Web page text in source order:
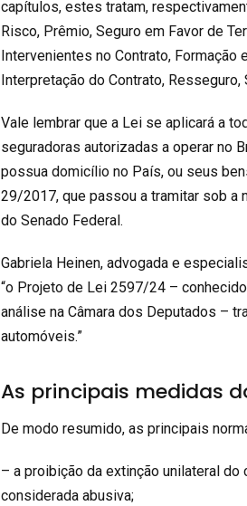
capítulos, estes tratam,
Risco, Prêmio, Seguro em Favor de
Intervenientes no Contrato, Formação
Interpretação do Contrato,
Vale lembrar que a Lei se aplicará a
seguradoras autorizadas a operar no
possua domicílio no País, ou seus
29/2017, que passou a tramitar sob a
do Senado Federal.
Gabriela Heinen, advogada e
“o Projeto de Lei 2597/24 –
análise na Câmara dos Deputados –
automóveis.”
As principais medidas
De modo resumido, as principais
–a proibição da extinção unilateral
considerada abusiva;